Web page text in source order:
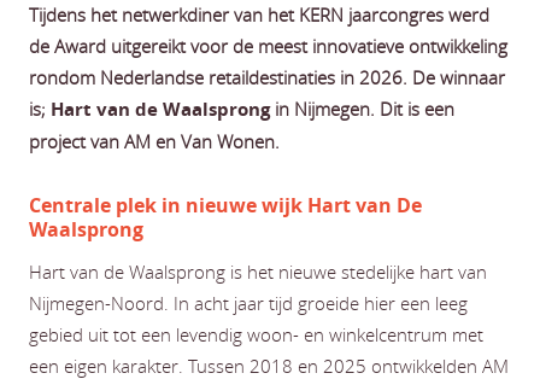
Tijdens het netwerkdiner van het KERN jaarcongres werd
de Award uitgereikt voor de meest innovatieve ontwikkeling
rondom Nederlandse retaildestinaties in 2026. De winnaar
is; Hart van de Waalsprongin Nijmegen. Dit is een
project van AM en Van Wonen.
Centrale plek in nieuwe wijk Hart van De
Waalsprong
Hart van de Waalsprong is het nieuwe stedelijke hart van
Nijmegen-Noord. In acht jaar tijd groeide hier een leeg
gebied uit tot een levendig woon- en winkelcentrum met
een eigen karakter. Tussen 2018 en 2025 ontwikkelden AM